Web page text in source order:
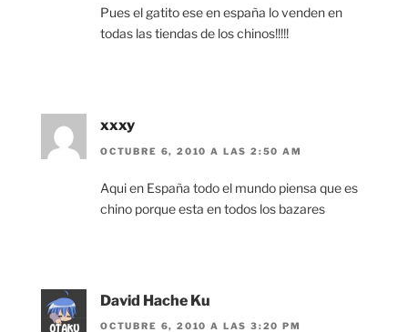
Pues el gatito ese en españa lo venden en
todas las tiendas de los chinos!!!!!
xxxy
OCTUBRE 6, 2010 A LAS 2:50 AM
Aqui en España todo el mundo piensa que es
chino porque esta en todos los bazares
David Hache Ku
OCTUBRE 6, 2010 A LAS 3:20 PM